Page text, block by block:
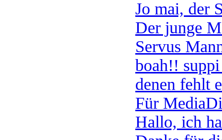
Jo mai, der
Der junge
Servus
boah!!
denen fehlt
Für
Hallo, ich